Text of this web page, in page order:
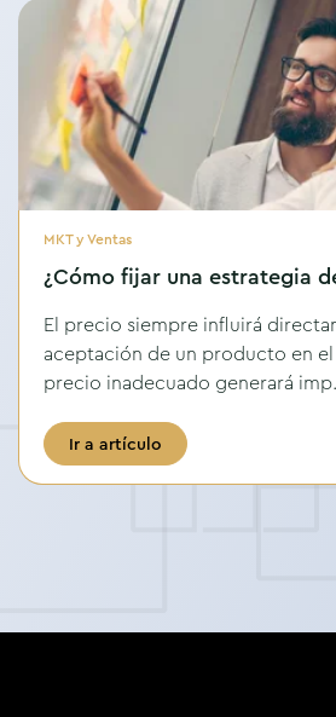
MKT y Ventas
¿Cómo fijar una estrategia
El precio siempre influirá
aceptación de un producto en
precio inadecuado generará
Ir a artículo